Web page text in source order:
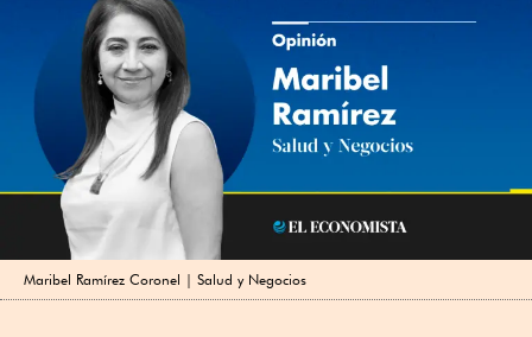
Maribel Ramírez Coronel | Salud y Negocios